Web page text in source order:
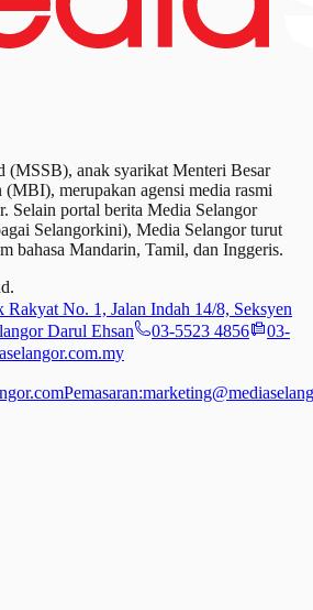
(MSSB), anak syarikat Menteri Besar
(MBI), merupakan agensi media rasmi
Selain portal berita Media Selangor
Selangorkini), Media Selangor turut
bahasa Mandarin, Tamil, dan Inggeris.
Rakyat No. 1, Jalan Indah 14/8, Seksyen
Darul Ehsan
03-5523 4856
03-
Pemasaran: